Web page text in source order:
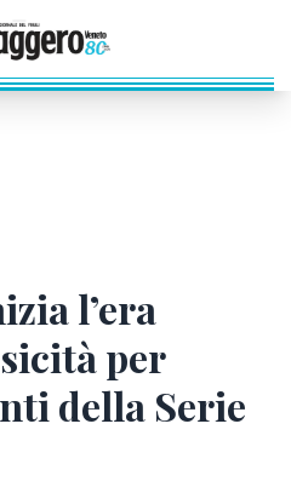
l’era
per
della Serie